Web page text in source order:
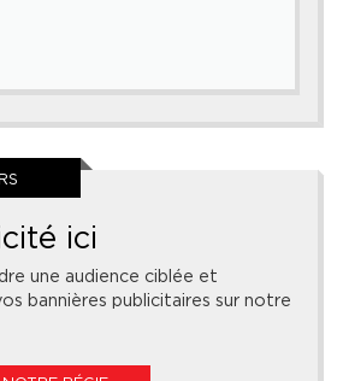
ici
une audience ciblée et
bannières publicitaires sur notre